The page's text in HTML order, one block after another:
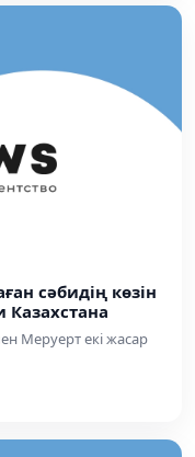
сәбидің көзін
Казахстана
Меруерт екі жасар